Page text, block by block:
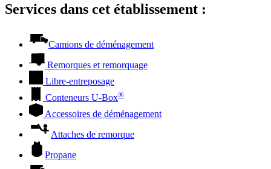
Services dans cet établissement :
Camions de déménagement
Remorques et remorquage
Libre-entreposage
Conteneurs U-Box®
Accessoires de déménagement
Attaches de remorque
Propane